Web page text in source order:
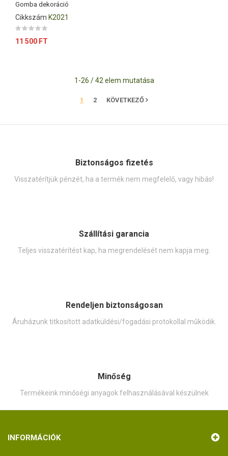
Gomba dekoráció
Cikkszám K2021
Ár
11 500 FT
1-26 / 42 elem mutatása
1 2 KÖVETKEZŐ
Biztonságos fizetés
Visszatérítjük pénzét, ha a termék nem megfelelő, vagy hibás!
Szállítási garancia
Teljes visszatérítést kap, ha megrendelését nem kapja meg.
Rendeljen biztonságosan
Áruházunk titkosított adatküldési/fogadási protokollal működik.
Minőség
Termékeink minőségi anyagok felhasználásával készülnek
INFORMÁCIÓK